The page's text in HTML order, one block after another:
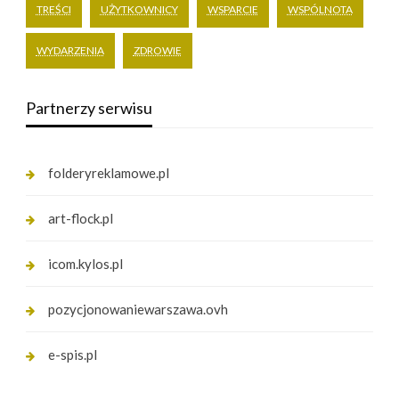
TREŚCI UŻYTKOWNICY WSPARCIE WSPÓLNOTA
WYDARZENIA ZDROWIE
Partnerzy serwisu
folderyreklamowe.pl
art-flock.pl
icom.kylos.pl
pozycjonowaniewarszawa.ovh
e-spis.pl